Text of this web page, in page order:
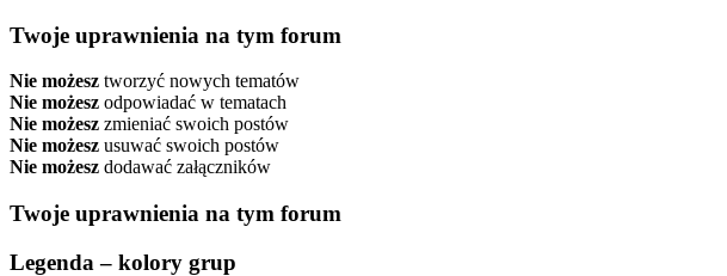
Twoje uprawnienia na tym forum
Nie możesz tworzyć nowych tematów
Nie możesz odpowiadać w tematach
Nie możesz zmieniać swoich postów
Nie możesz usuwać swoich postów
Nie możesz dodawać załączników
Twoje uprawnienia na tym forum
Legenda – kolory grup